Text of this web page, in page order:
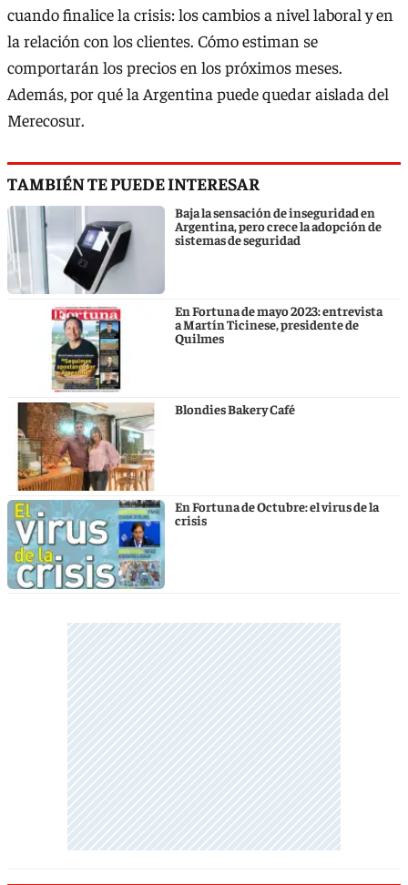
cuando finalice la crisis: los cambios a nivel laboral y en
la relación con los clientes. Cómo estiman se
comportarán los precios en los próximos meses.
Además, por qué la Argentina puede quedar aislada del
Merecosur.
TAMBIÉN TE PUEDE INTERESAR
Baja la sensación de inseguridad en
Argentina, pero crece la adopción de
sistemas de seguridad
En Fortuna de mayo 2023: entrevista
a Martín Ticinese, presidente de
Quilmes
Blondies Bakery Café
En Fortuna de Octubre: el virus de la
crisis